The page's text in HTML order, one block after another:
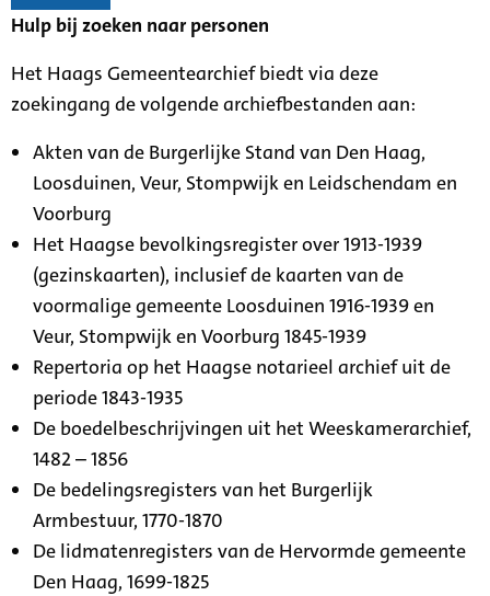
Hulp bij zoeken naar personen
Het Haags Gemeentearchief biedt via deze
zoekingang de volgende archiefbestanden aan:
Akten van de Burgerlijke Stand van Den Haag,
Loosduinen, Veur, Stompwijk en Leidschendam en
Voorburg
Het Haagse bevolkingsregister over 1913-1939
(gezinskaarten), inclusief de kaarten van de
voormalige gemeente Loosduinen 1916-1939 en
Veur, Stompwijk en Voorburg 1845-1939
Repertoria op het Haagse notarieel archief uit de
periode 1843-1935
De boedelbeschrijvingen uit het Weeskamerarchief,
1482 – 1856
De bedelingsregisters van het Burgerlijk
Armbestuur, 1770-1870
De lidmatenregisters van de Hervormde gemeente
Den Haag, 1699-1825